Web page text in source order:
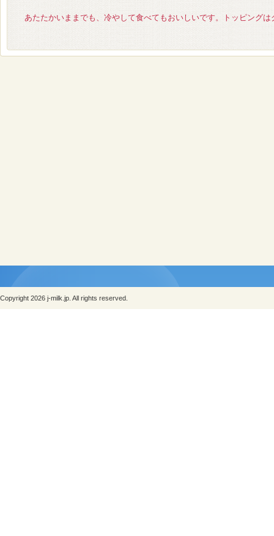
あたたかいままでも、冷やして食べてもおいしいです。トッピング
Copyright 2026 j-milk.jp. All rights reserved.